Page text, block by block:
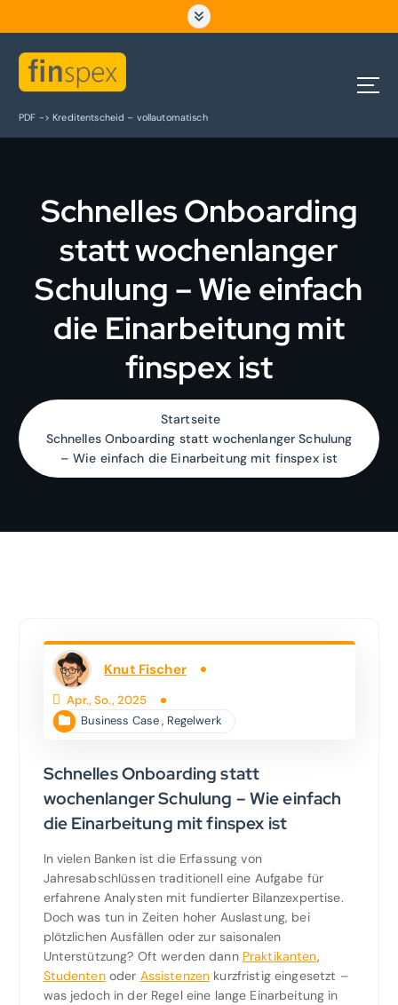
PDF -> Kreditentscheid – vollautomatisch
Schnelles Onboarding
statt wochenlanger
Schulung – Wie einfach
die Einarbeitung mit
finspex ist
Startseite
Schnelles Onboarding statt wochenlanger Schulung
– Wie einfach die Einarbeitung mit finspex ist
Knut Fischer
Apr., So., 2025
Business Case, Regelwerk
Schnelles Onboarding statt
wochenlanger Schulung – Wie einfach
die Einarbeitung mit finspex ist
In vielen Banken ist die Erfassung von
Jahresabschlüssen traditionell eine Aufgabe für
erfahrene Analysten mit fundierter Bilanzexpertise.
Doch was tun in Zeiten hoher Auslastung, bei
plötzlichen Ausfällen oder zur saisonalen
Unterstützung? Oft werden dann Praktikanten,
Studentenoder Assistenzen kurzfristig eingesetzt –
was jedoch in der Regel eine lange Einarbeitung in